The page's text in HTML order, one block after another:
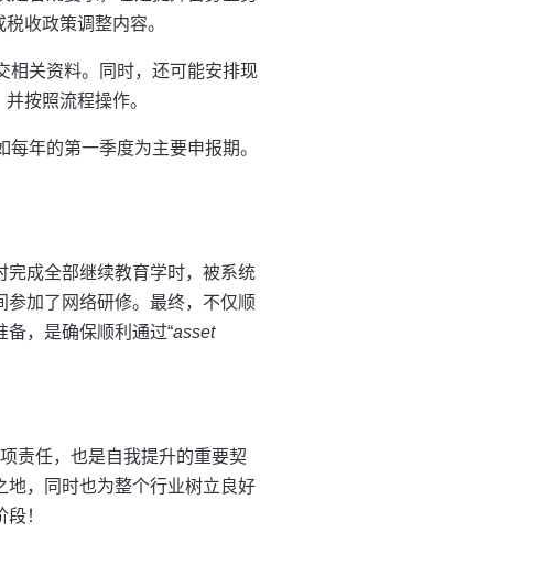
收政策调整内容。
相关资料。同时，还可能安排现
按照流程操作。
年的第一季度为主要申报期。
成全部继续教育学时，被系统
加了网络研修。最终，不仅顺
，是确保顺利通过“asset
责任，也是自我提升的重要契
地，同时也为整个行业树立良好
！